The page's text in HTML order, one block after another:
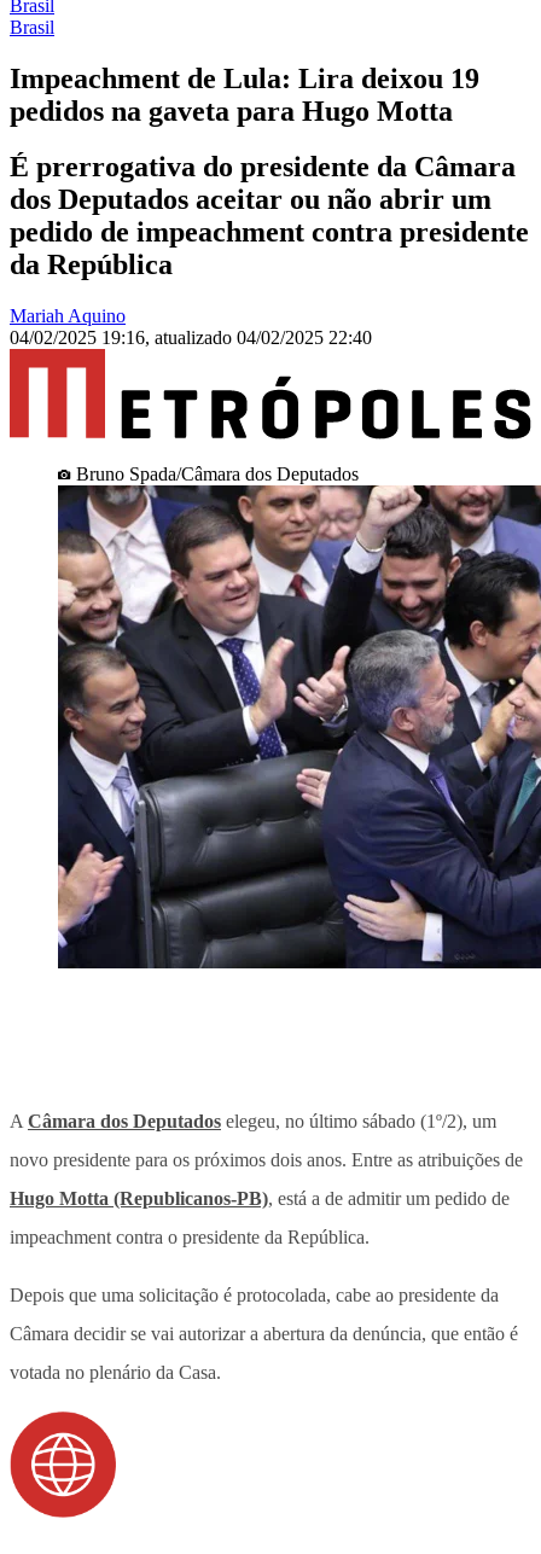
Brasil
Brasil
Impeachment de Lula: Lira deixou 19
pedidos na gaveta para Hugo Motta
É prerrogativa do presidente da Câmara
dos Deputados aceitar ou não abrir um
pedido de impeachment contra presidente
da República
Mariah Aquino
04/02/2025 19:16, atualizado 04/02/2025 22:40
Bruno Spada/Câmara dos Deputados
A Câmara dos Deputados elegeu, no último sábado (1º/2), um
novo presidente para os próximos dois anos. Entre as atribuições de
Hugo Motta (Republicanos-PB), está a de admitir um pedido de
impeachment contra o presidente da República.
Depois que uma solicitação é protocolada, cabe ao presidente da
Câmara decidir se vai autorizar a abertura da denúncia, que então é
votada no plenário da Casa.